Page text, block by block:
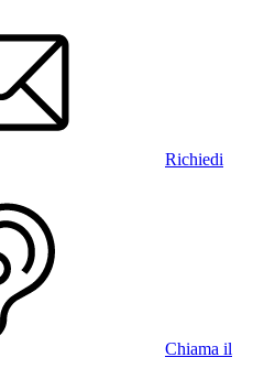
Richiedi
Chiama il